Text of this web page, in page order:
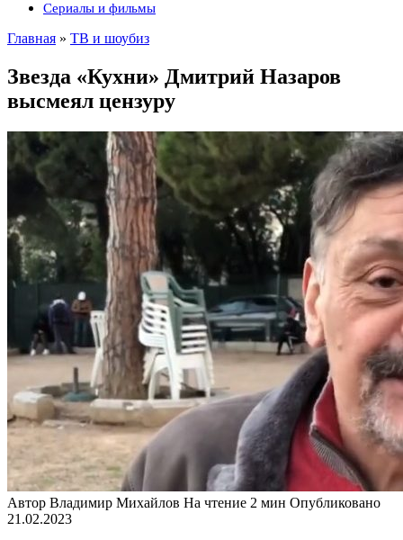
Сериалы и фильмы
Главная » ТВ и шоубиз
Звезда «Кухни» Дмитрий Назаров
высмеял цензуру
Автор Владимир Михайлов На чтение 2 мин Опубликовано
21.02.2023